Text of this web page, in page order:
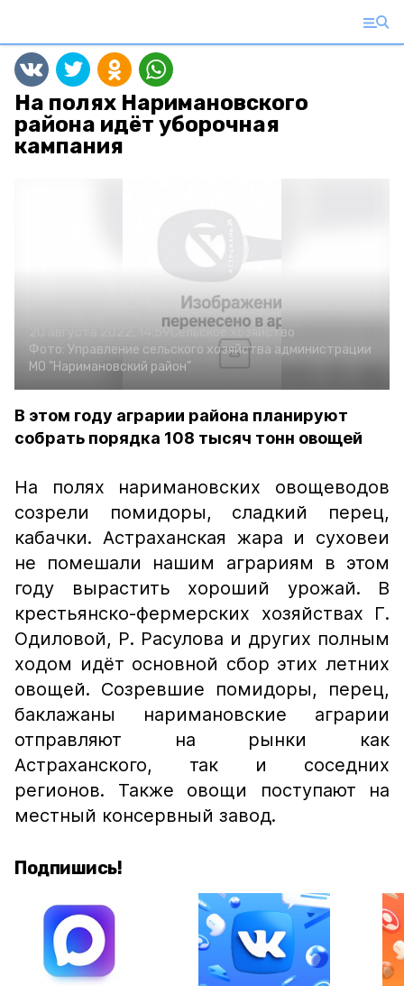
На полях Наримановского
района идёт уборочная
кампания
Сельское хозяйство
Фото: Управление сельского хозяйства администрации
МО "Наримановский район"
В этом году аграрии района планируют
собрать порядка 108 тысяч тонн овощей
На полях наримановских овощеводов
созрели помидоры, сладкий перец,
кабачки. Астраханская жара и суховеи
не помешали нашим аграриям в этом
году вырастить хороший урожай. В
крестьянско-фермерских хозяйствах Г.
Одиловой, Р. Расулова и других полным
ходом идёт основной сбор этих летних
овощей. Созревшие помидоры, перец,
баклажаны наримановские аграрии
отправляют на рынки как
Астраханского, так и соседних
регионов. Также овощи поступают на
местный консервный завод.
Подпишись!